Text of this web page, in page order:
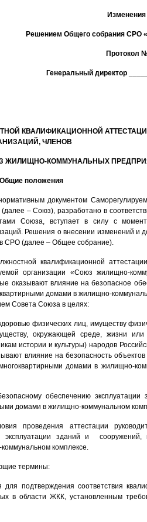
Решением Общего собрания СРО
Протокол
Генеральный директор
КВАЛИФИКАЦИОННОЙ
ЧЛЕНОВ
ЖИЛИЩНО-КОММУНАЛЬНЫХ
положения
документом
– Союз), разработано в
Союза, вступает в силу с
Решения о внесении изменений и
СРО (далее – Общее собрание).
квалификационной
организации «Союз жилищно-
оказывают влияние на безопасное
домами в жилищно-
Совета Союза в целях:
физических лиц, имуществу
окружающей среде, жизни
истории и культуры) народов
влияние на безопасность
домами в жилищно-
обеспечению
домами в жилищно-коммунальном
проведения аттестации
эксплуатации зданий и сооружений,
комплексе.
термины:
для подтверждения соответствия
в области ЖКК, установленным